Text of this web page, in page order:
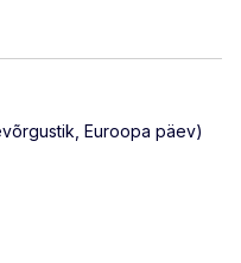
Euroopa päev)